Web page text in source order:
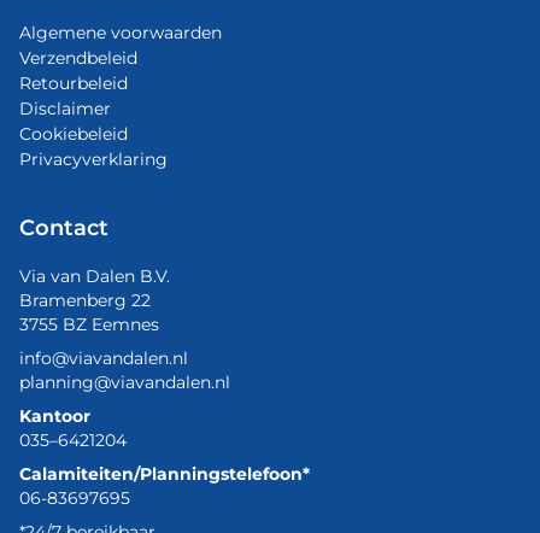
Algemene voorwaarden
Verzendbeleid
Retourbeleid
Disclaimer
Cookiebeleid
Privacyverklaring
Contact
Via van Dalen B.V.
Bramenberg 22
3755 BZ Eemnes
info@viavandalen.nl
planning@viavandalen.nl
Kantoor
035–6421204
Calamiteiten/Planningstelefoon*
06-83697695